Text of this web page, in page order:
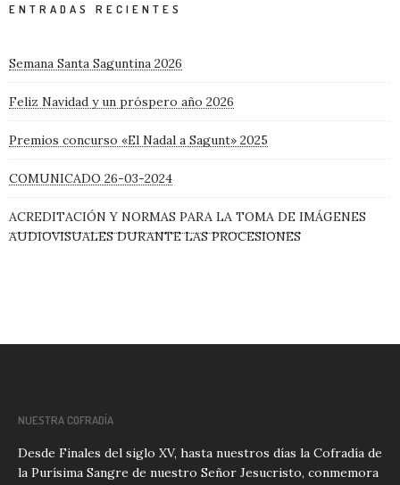
ENTRADAS RECIENTES
Semana Santa Saguntina 2026
Feliz Navidad y un próspero año 2026
Premios concurso «El Nadal a Sagunt» 2025
COMUNICADO 26-03-2024
ACREDITACIÓN Y NORMAS PARA LA TOMA DE IMÁGENES
AUDIOVISUALES DURANTE LAS PROCESIONES
NUESTRA COFRADÍA
Desde Finales del siglo XV, hasta nuestros días la Cofradía de
la Purísima Sangre de nuestro Señor Jesucristo, conmemora